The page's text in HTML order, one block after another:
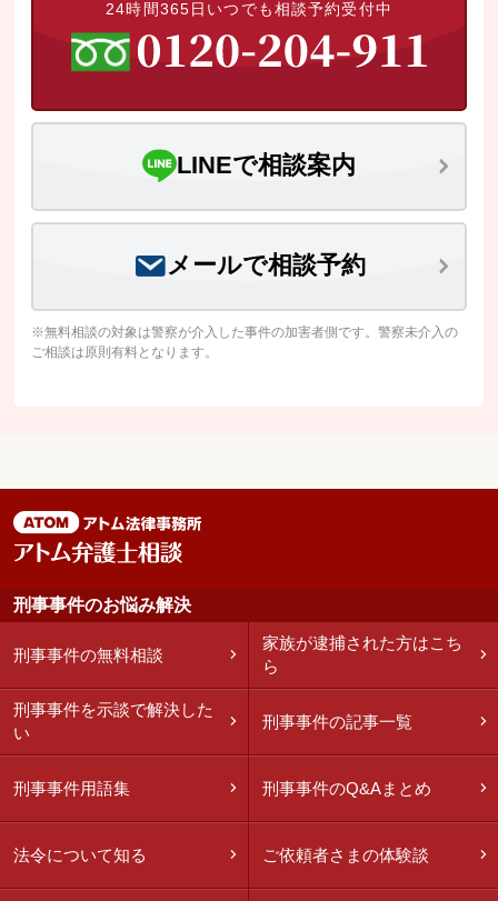
24時間365日いつでも相談予約受付中
LINEで相談案内
メールで相談予約
※無料相談の対象は警察が介入した事件の加害者側です。警察未介入の
ご相談は原則有料となります。
刑事事件のお悩み解決
刑事事件の無料相談
家族が逮捕された方はこち
ら
刑事事件を示談で解決した
い
刑事事件の記事一覧
刑事事件用語集 刑事事件のQ&Aまとめ
法令について知る ご依頼者さまの体験談